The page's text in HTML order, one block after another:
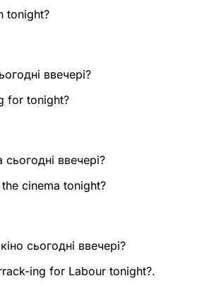
tonight?
ввечері?
for tonight?
ввечері?
cinema tonight?
сьогодні ввечері?
ing for Labour tonight?.